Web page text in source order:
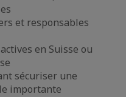
et responsables
en Suisse ou
sécuriser une
importante